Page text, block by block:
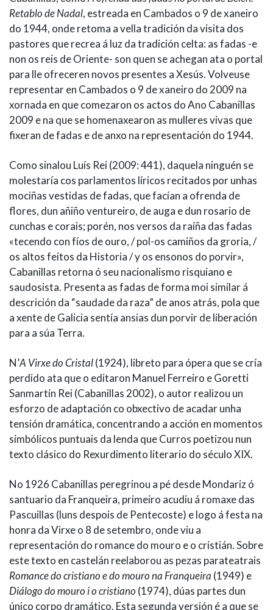
Retablo de Nadal, estreada en Cambados o 9 de xaneiro
do 1944, onde retoma a vella tradición da visita dos
pastores que recrea á luz da tradición celta: as fadas -e
non os reis de Oriente- son quen se achegan ata o portal
para lle ofreceren novos presentes a Xesús. Volveuse
representar en Cambados o 9 de xaneiro do 2009 na
xornada en que comezaron os actos do Ano Cabanillas
2009 e na que se homenaxearon as mulleres vivas que
fixeran de fadas e de anxo na representación do 1944.
Como sinalou Luís Rei (2009: 441), daquela ninguén se
molestaría cos parlamentos líricos recitados por unhas
mociñas vestidas de fadas, que facían a ofrenda de
flores, dun añiño ventureiro, de auga e dun rosario de
cunchas e corais; porén, nos versos da raíña das fadas
«tecendo con fíos de ouro, / pol-os camiños da groria, /
os altos feitos da Historia / y os ensonos do porvir»,
Cabanillas retorna ó seu nacionalismo risquiano e
saudosista. Presenta as fadas de forma moi similar á
descrición da “saudade da raza” de anos atrás, pola que
a xente de Galicia sentía ansias dun porvir de liberación
para a súa Terra.
N’A Virxe do Cristal(1924), libreto para ópera que se cría
perdido ata que o editaron Manuel Ferreiro e Goretti
Sanmartín Rei (Cabanillas 2002), o autor realizou un
esforzo de adaptación co obxectivo de acadar unha
tensión dramática, concentrando a acción en momentos
simbólicos puntuais da lenda que Curros poetizou nun
texto clásico do Rexurdimento literario do século XIX.
No 1926 Cabanillas peregrinou a pé desde Mondariz ó
santuario da Franqueira, primeiro acudiu á romaxe das
Pascuillas (luns despois de Pentecoste) e logo á festa na
honra da Virxe o 8 de setembro, onde viu a
representación do romance do mouro e o cristián. Sobre
este texto en castelán reelaborou as pezas parateatrais
Romance do cristiano e do mouro na Franqueira (1949) e
Diálogo do mouro i o cristiano (1974), dúas partes dun
único corpo dramático. Esta segunda versión é a que se